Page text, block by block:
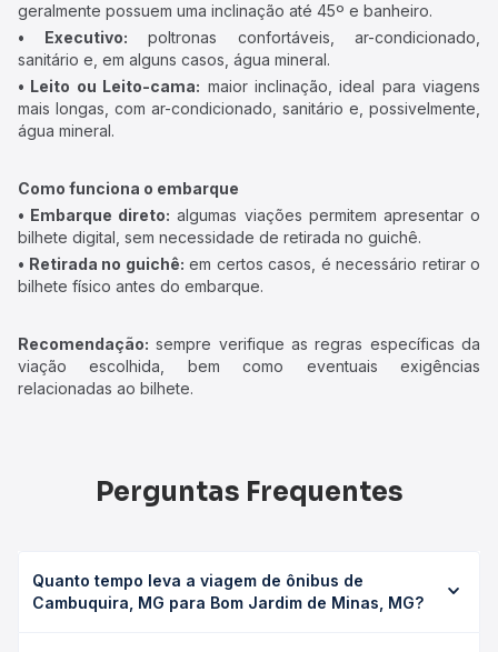
geralmente possuem uma inclinação até 45º e banheiro.
• Executivo: poltronas confortáveis, ar-condicionado,
sanitário e, em alguns casos, água mineral.
• Leito ou Leito-cama: maior inclinação, ideal para viagens
mais longas, com ar-condicionado, sanitário e, possivelmente,
água mineral.
Como funciona o embarque
• Embarque direto: algumas viações permitem apresentar o
bilhete digital, sem necessidade de retirada no guichê.
• Retirada no guichê: em certos casos, é necessário retirar o
bilhete físico antes do embarque.
Recomendação: sempre verifique as regras específicas da
viação escolhida, bem como eventuais exigências
relacionadas ao bilhete.
Perguntas Frequentes
Quanto tempo leva a viagem de ônibus de
Cambuquira, MG para Bom Jardim de Minas, MG?